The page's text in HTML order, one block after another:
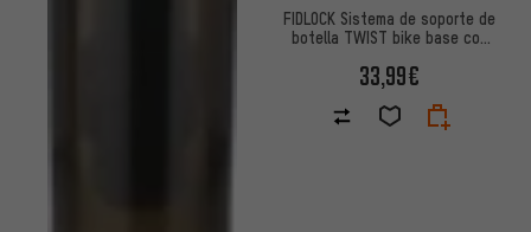
FIDLOCK Sistema de soporte de
botella TWIST bike base con
33,99€